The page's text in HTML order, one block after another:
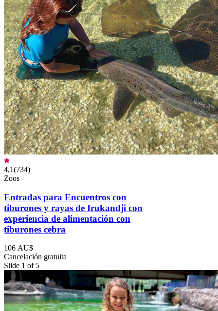
4,1(734)
Zoos
Entradas para Encuentros con
tiburones y rayas de Irukandji con
experiencia de alimentación con
tiburones cebra
106 AU$
Cancelación gratuita
Slide 1 of 5